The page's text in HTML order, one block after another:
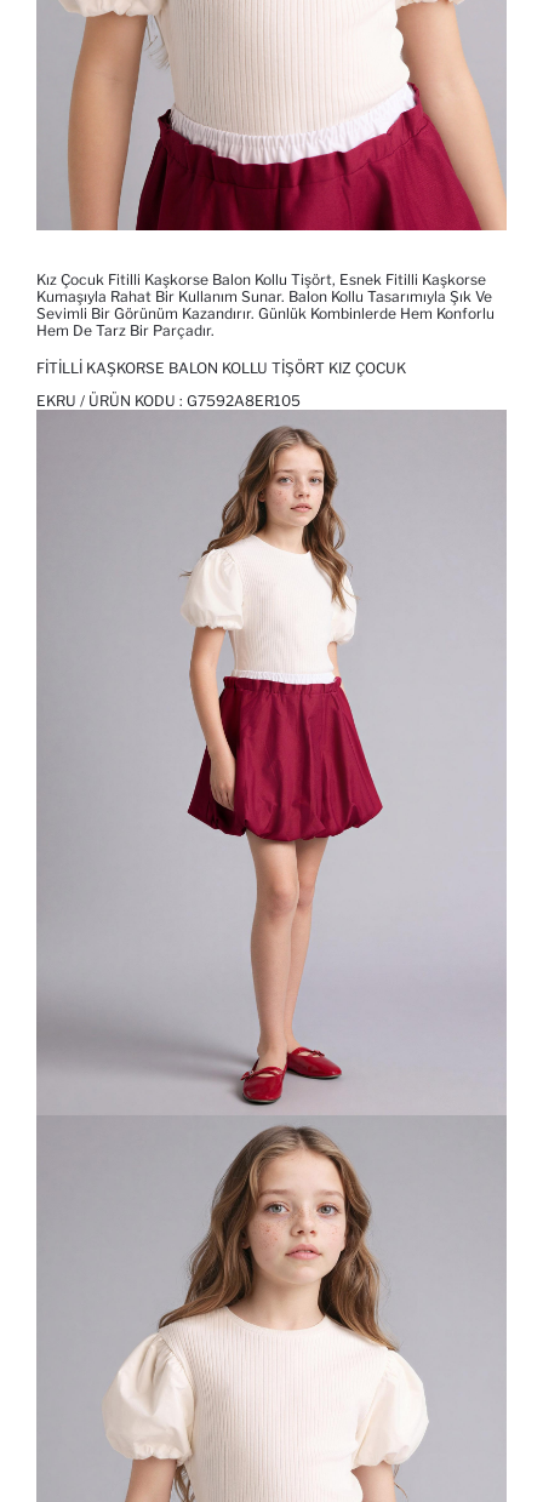
Kız Çocuk Fitilli Kaşkorse Balon Kollu Tişört, Esnek Fitilli Kaşkorse
Kumaşıyla Rahat Bir Kullanım Sunar. Balon Kollu Tasarımıyla Şık Ve
Sevimli Bir Görünüm Kazandırır. Günlük Kombinlerde Hem Konforlu
Hem De Tarz Bir Parçadır.
FITILLI KAŞKORSE BALON KOLLU TIŞÖRT KIZ ÇOCUK
EKRU / ÜRÜN KODU : G7592A8ER105